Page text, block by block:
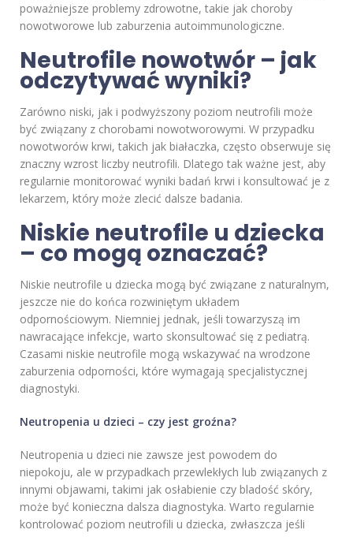
poważniejsze problemy zdrowotne, takie jak choroby
nowotworowe lub zaburzenia autoimmunologiczne.
Neutrofile nowotwór – jak
odczytywać wyniki?
Zarówno niski, jak i podwyższony poziom neutrofili może
być związany z chorobami nowotworowymi. W przypadku
nowotworów krwi, takich jak białaczka, często obserwuje się
znaczny wzrost liczby neutrofili. Dlatego tak ważne jest, aby
regularnie monitorować wyniki badań krwi i konsultować je z
lekarzem, który może zlecić dalsze badania.
Niskie neutrofile u dziecka
– co mogą oznaczać?
Niskie neutrofile u dziecka mogą być związane z naturalnym,
jeszcze nie do końca rozwiniętym układem
odpornościowym. Niemniej jednak, jeśli towarzyszą im
nawracające infekcje, warto skonsultować się z pediatrą.
Czasami niskie neutrofile mogą wskazywać na wrodzone
zaburzenia odporności, które wymagają specjalistycznej
diagnostyki.
Neutropenia u dzieci – czy jest groźna?
Neutropenia u dzieci nie zawsze jest powodem do
niepokoju, ale w przypadkach przewlekłych lub związanych z
innymi objawami, takimi jak osłabienie czy bladość skóry,
może być konieczna dalsza diagnostyka. Warto regularnie
kontrolować poziom neutrofili u dziecka, zwłaszcza jeśli